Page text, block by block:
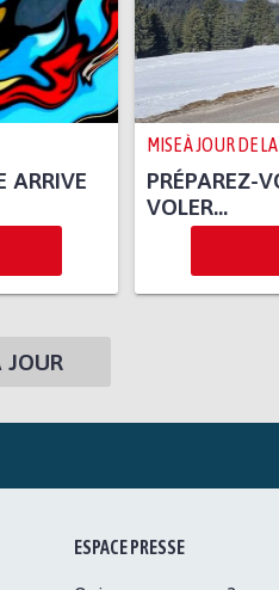
ARRIVE
MISE À JOUR DE
PRÉPAREZ-
VOLER...
JOUR
ESPACE PRESSE